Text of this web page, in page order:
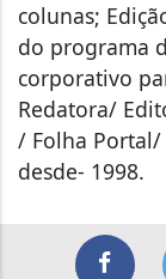
colunas;
do programa
corporativo
Redatora/
/ Folha Portal/
desde- 1998.